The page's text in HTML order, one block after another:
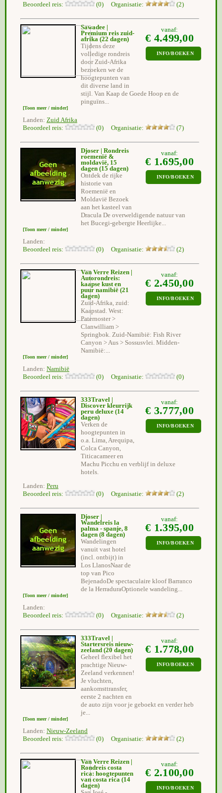
Beoordeel reis: (0) Organisatie: (2)
vanaf:
€ 4.499,00
INFO/BOEKEN
Sawadee |
Premium reis zuid-
afrika (22 dagen)
Tijdens deze
volledige rondreis
door Zuid-Afrika
bezoeken we de
hoogtepunten van
dit diverse land in
stijl. Van Kaap de Goede Hoop en de
pinguïns...
[Toon meer / minder]
Landen: Zuid Afrika
Beoordeel reis:
(0) Organisatie: (7)
vanaf:
€ 1.695,00
INFO/BOEKEN
Djoser | Rondreis
roemenië &
moldavië, 15
dagen (15 dagen)
Ontdek de rijke
historie van
Roemenië en
Moldavië Bezoek
aan het kasteel van
Dracula De overweldigende natuur van
het Bucegi-gebergte Heerlijke...
[Toon meer / minder]
Landen:
Beoordeel reis:
(0) Organisatie: (2)
vanaf:
€ 2.450,00
INFO/BOEKEN
Van Verre Reizen |
Autorondreis:
kaapse kust en
puur namibië (21
dagen)
Zuid-Afrika, zuid:
Kaapstad. West:
Paternoster >
Clanwilliam >
Springbok. Zuid-Namibië: Fish River
Canyon > Aus > Sossusvlei. Midden-
Namibië:...
[Toon meer / minder]
Landen: Namibië
Beoordeel reis:
(0) Organisatie: (0)
vanaf:
€ 3.777,00
INFO/BOEKEN
333Travel |
Discover kleurrijk
peru deluxe (14
dagen)
Verken de
hoogtepunten in
o.a. Lima, Arequipa,
Colca Canyon,
Titicacameer en
Machu Picchu en verblijf in deluxe
hotels.
Landen: Peru
Beoordeel reis:
(0) Organisatie: (2)
vanaf:
€ 1.395,00
INFO/BOEKEN
Djoser |
Wandelreis la
palma - spanje, 8
dagen (8 dagen)
Wandelingen
vanuit vast hotel
(incl. ontbijt) in
Los LlanosNaar de
top van Pico
BejenadoDe spectaculaire kloof Barranco
de la HerraduraOptionele wandeling...
[Toon meer / minder]
Landen:
Beoordeel reis:
(0) Organisatie: (2)
vanaf:
€ 1.778,00
INFO/BOEKEN
333Travel |
Startersreis nieuw-
zeeland (20 dagen)
Geheel flexibel het
prachtige Nieuw-
Zeeland verkennen!
Je vluchten,
aankomsttransfer,
eerste 2 nachten en
de auto zijn voor je geboekt en verder heb
je...
[Toon meer / minder]
Landen: Nieuw-Zeeland
Beoordeel reis:
(0) Organisatie: (2)
vanaf:
€ 2.100,00
INFO/BOEKEN
Van Verre Reizen |
Rondreis costa
rica: hoogtepunten
van costa rica (14
dagen)